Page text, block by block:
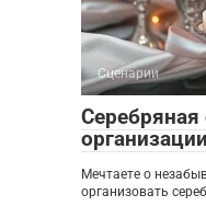
Сценарии
Мечтаете о
организовать